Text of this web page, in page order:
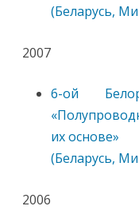
(Беларусь,
2007
6-ой
их основе»
(Беларусь,
2006